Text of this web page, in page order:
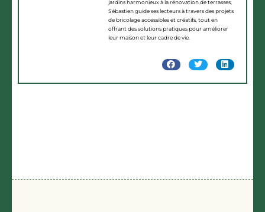
jardins harmonieux à la rénovation de terrasses,
Sébastien guide ses lecteurs à travers des projets
de bricolage accessibles et créatifs, tout en
offrant des solutions pratiques pour améliorer
leur maison et leur cadre de vie.